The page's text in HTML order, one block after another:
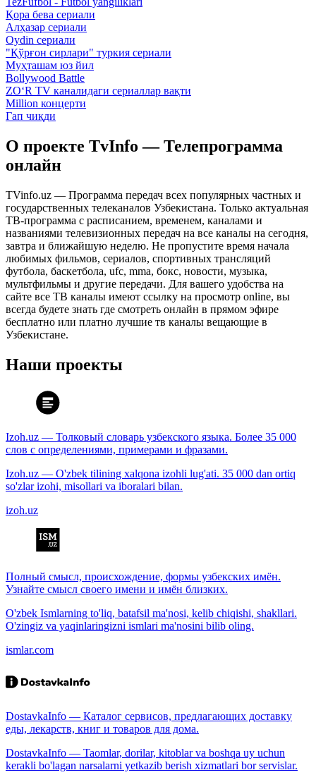
Қора бева сериали
Алҳазар сериали
Oydin сериали
"Қўрғон сирлари" туркия сериали
Муҳташам юз йил
Bollywood Battle
ZO‘R TV каналидаги сериаллар вақти
Million концерти
Гап чиқди
О проекте TvInfo — Телепрограмма
онлайн
TVinfo.uz — Программа передач всех популярных частных и
государственных телеканалов Узбекистана. Только актуальная
ТВ-программа с расписанием, временем, каналами и
названиями телевизионных передач на все каналы на сегодня,
завтра и ближайшую неделю. Не пропустите время начала
любимых фильмов, сериалов, спортивных трансляций
футбола, баскетбола, ufc, mma, бокс, новости, музыка,
мультфильмы и другие передачи. Для вашего удобства на
сайте все ТВ каналы имеют ссылку на просмотр online, вы
всегда будете знать где смотреть онлайн в прямом эфире
бесплатно или платно лучшие тв каналы вещающие в
Узбекистане.
Наши проекты
Izoh.uz — Толковый словарь узбекского языка. Более 35 000
слов с определениями, примерами и фразами.
Izoh.uz — O'zbek tilining xalqona izohli lug'ati. 35 000 dan ortiq
so'zlar izohi, misollari va iboralari bilan.
izoh.uz
Полный смысл, происхождение, формы узбекских имён.
Узнайте смысл своего имени и имён близких.
O'zbek Ismlarning to'liq, batafsil ma'nosi, kelib chiqishi, shakllari.
O'zingiz va yaqinlaringizni ismlari ma'nosini bilib oling.
ismlar.com
DostavkaInfo — Каталог сервисов, предлагающих доставку
еды, лекарств, книг и товаров для дома.
DostavkaInfo — Taomlar, dorilar, kitoblar va boshqa uy uchun
kerakli bo'lagan narsalarni yetkazib berish xizmatlari bor servislar.